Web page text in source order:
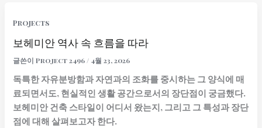
Projects
보헤미안 역사 속 흐름을 따라
글쓴이Project 2496 / 4월 23, 2026
독특한 자유분방함과 자연과의 조화를 중시하는 그 양식에 매
료되면서도, 현실적인 생활 공간으로서의 장단점이 궁금했다.
보헤미안 건축 스타일이 어디서 왔는지, 그리고 그 특성과 장단
점에 대해 살펴보고자 한다.